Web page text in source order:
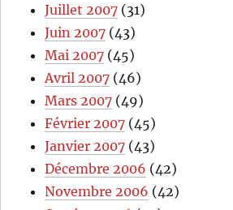
Juillet 2007 (31)
Juin 2007 (43)
Mai 2007 (45)
Avril 2007 (46)
Mars 2007 (49)
Février 2007 (45)
Janvier 2007 (43)
Décembre 2006 (42)
Novembre 2006 (42)